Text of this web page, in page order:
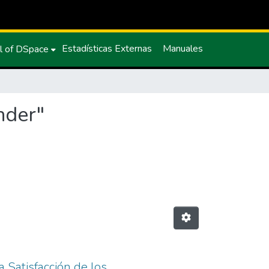
of DSpace Estadísticas Externas Manuales